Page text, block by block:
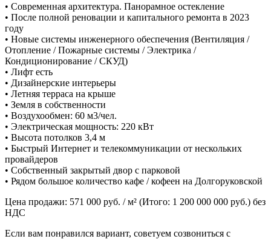
• Современная архитектура. Панорамное остекление
• После полной реновации и капитального ремонта в 2023
году
• Новые системы инженерного обеспечения (Вентиляция /
Отопление / Пожарные системы / Электрика /
Кондиционирование / СКУД)
• Лифт есть
• Дизайнерские интерьеры
• Летняя терраса на крыше
• Земля в собственности
• Воздухообмен: 60 м3/чел.
• Электрическая мощность: 220 кВт
• Высота потолков 3,4 м
• Быстрый Интернет и телекоммуникации от нескольких
провайдеров
• Собственный закрытый двор с парковой
• Рядом большое количество кафе / кофеен на Долгоруковской
Цена продажи: 571 000 руб. / м² (Итого: 1 200 000 000 руб.) без
НДС
Если вам понравился вариант, советуем созвониться с